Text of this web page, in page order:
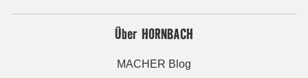
Über HORNBACH
MACHER Blog